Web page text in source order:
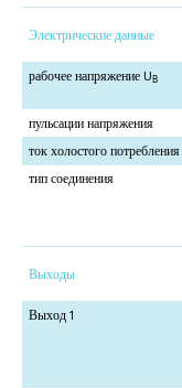
Электрические данные
рабочее напряжение UB
пульсации напряжения
ток холостого потребления
тип соединения
Выходы
Выход 1